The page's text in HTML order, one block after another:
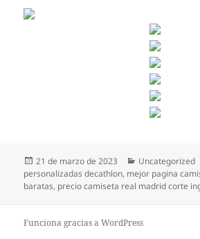
Publicado
el
21 de marzo de 2023 Categorías
Uncategorized
personalizadas decathlon, mejor pagina
baratas, precio camiseta real madrid corte
Funciona gracias a WordPress